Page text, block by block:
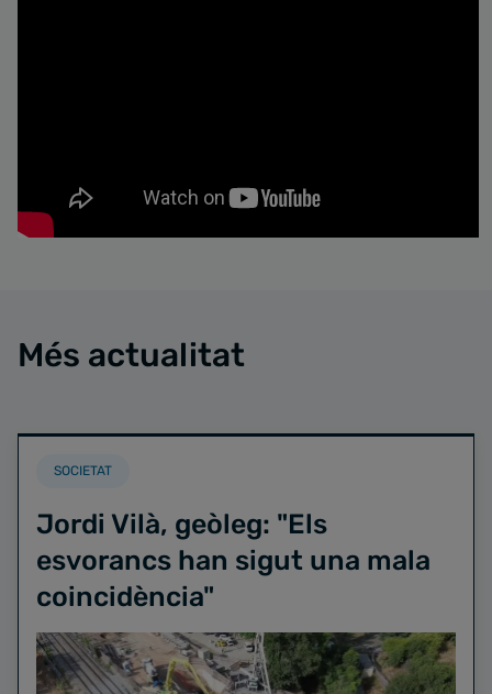
Més actualitat
SOCIETAT
Jordi Vilà, geòleg: "Els
esvorancs han sigut una mala
coincidència"